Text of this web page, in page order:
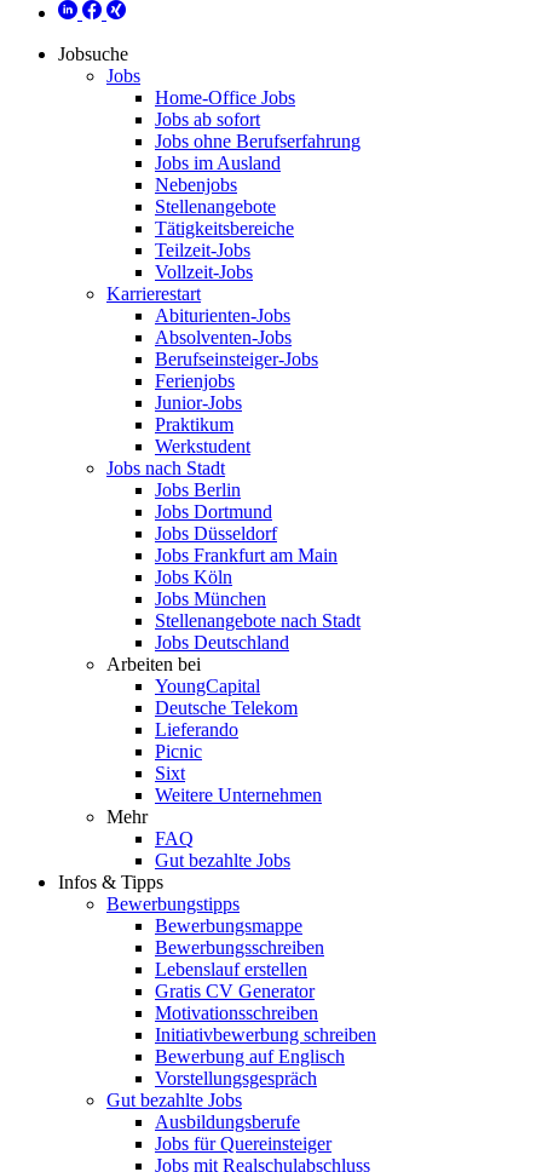
Jobsuche
Jobs
Home-Office Jobs
Jobs ab sofort
Jobs ohne Berufserfahrung
Jobs im Ausland
Nebenjobs
Stellenangebote
Tätigkeitsbereiche
Teilzeit-Jobs
Vollzeit-Jobs
Karrierestart
Abiturienten-Jobs
Absolventen-Jobs
Berufseinsteiger-Jobs
Ferienjobs
Junior-Jobs
Praktikum
Werkstudent
Jobs nach Stadt
Jobs Berlin
Jobs Dortmund
Jobs Düsseldorf
Jobs Frankfurt am Main
Jobs Köln
Jobs München
Stellenangebote nach Stadt
Jobs Deutschland
Arbeiten bei
YoungCapital
Deutsche Telekom
Lieferando
Picnic
Sixt
Weitere Unternehmen
Mehr
FAQ
Gut bezahlte Jobs
Infos & Tipps
Bewerbungstipps
Bewerbungsmappe
Bewerbungsschreiben
Lebenslauf erstellen
Gratis CV Generator
Motivationsschreiben
Initiativbewerbung schreiben
Bewerbung auf Englisch
Vorstellungsgespräch
Gut bezahlte Jobs
Ausbildungsberufe
Jobs für Quereinsteiger
Jobs mit Realschulabschluss